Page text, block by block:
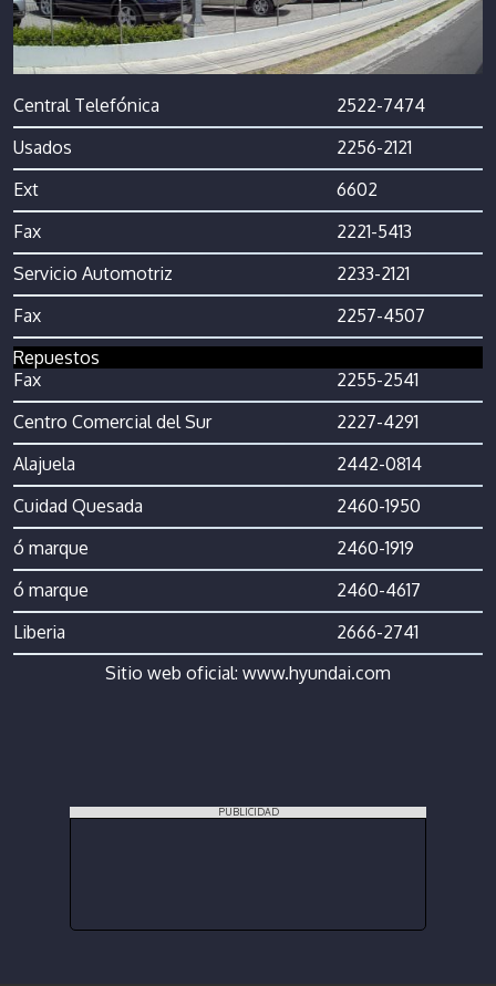
Central Telefónica
2522-7474
Usados
2256-2121
Ext
6602
Fax
2221-5413
Servicio Automotriz
2233-2121
Fax
2257-4507
Repuestos
Fax
2255-2541
Centro Comercial del Sur
2227-4291
Alajuela
2442-0814
Cuidad Quesada
2460-1950
ó marque
2460-1919
ó marque
2460-4617
Liberia
2666-2741
Sitio web oficial: www.hyundai.com
PUBLICIDAD